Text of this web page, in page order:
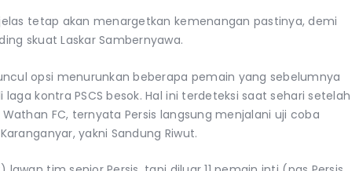
jelas tetap akan menargetkan kemenangan pastinya, demi
skuat Laskar Sambernyawa.
opsi menurunkan beberapa pemain yang sebelumnya
kontra PSCS besok. Hal ini terdeteksi saat sehari setelah
Wathan FC, ternyata Persis langsung menjalani uji coba
yakni Sandung Riwut.